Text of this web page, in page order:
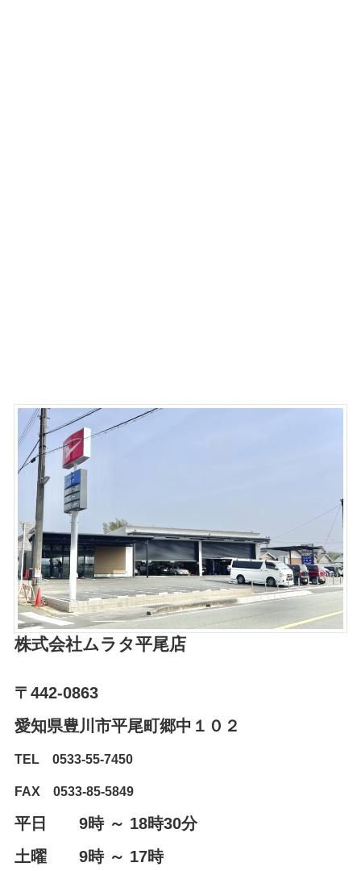
株式会社ムラタ平尾店
〒442-0863
愛知県豊川市平尾町郷中１０２⁨⁩
TEL 0533-55-7450
FAX 0533-85-5849
平日 9時 ～ 18時30分
土曜 9時 ～ 17時